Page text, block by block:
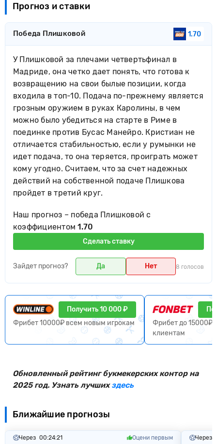
Прогноз и ставки
Победа Плишковой 1.70
У Плишковой за плечами четвертьфинал в
Мадриде, она четко дает понять, что готова к
возвращению на свои былые позиции, когда
входила в топ-10. Подача по-прежнему является
грозным оружием в руках Каролины, в чем
можно было убедиться на старте в Риме в
поединке против Бусас Манейро. Кристиан не
отличается стабильностью, если у румынки не
идет подача, то она теряется, проиграть может
кому угодно. Считаем, что за счет надежных
действий на собственной подаче Плишкова
пройдет в третий круг.
Наш прогноз – победа Плишковой с
коэффициентом1.70
Сделать ставку
Зайдет прогноз? Да Нет 8 голосов
Получить 10 000 ₽
Фрибет 10000₽ всем новым игрокам
Фрибет до 15000₽
клиентам
Обновленный рейтинг букмекерских контор на
2025 год. Узнать лучшихздесь
Ближайшие прогнозы
Через 00:24:20 Оцени первым Через